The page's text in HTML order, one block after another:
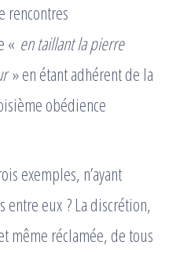
rencontres
« en taillant la pierre
» en étant adhérent de la
obédience
exemples, n’ayant
eux ? La discrétion,
même réclamée, de tous